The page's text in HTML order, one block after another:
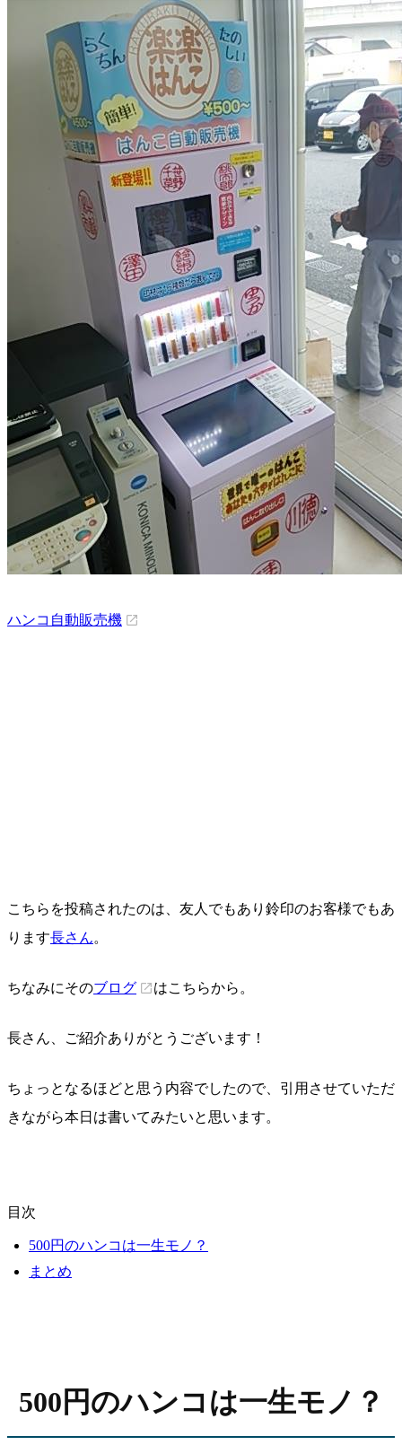
ハンコ自動販売機
こちらを投稿されたのは、友人でもあり鈴印のお客様でもあ
ります長さん。
ちなみにそのブログ はこちらから。
長さん、ご紹介ありがとうございます！
ちょっとなるほどと思う内容でしたので、引用させていただ
きながら本日は書いてみたいと思います。
目次
500円のハンコは一生モノ？
まとめ
500円のハンコは一生モノ？